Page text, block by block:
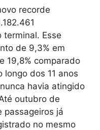
recorde
terminal. Esse
de 9,3% em
19,8% comparado
longo dos 11 anos
havia atingido
outubro de
passageiros já
no mesmo